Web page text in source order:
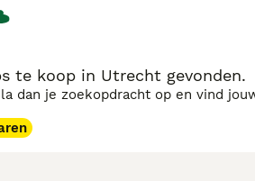
te koop in Utrecht gevonden.
dan je zoekopdracht op en vind